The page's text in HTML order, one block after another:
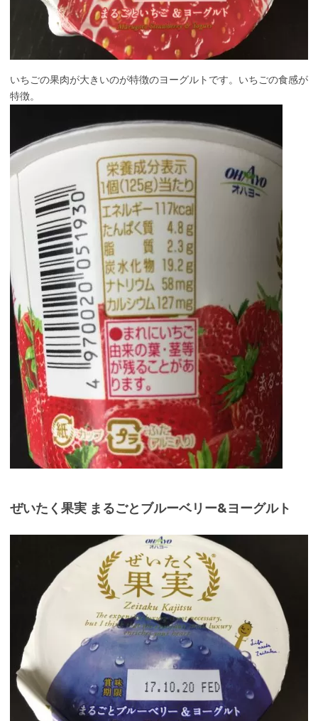
いちごの果肉が大きいのが特徴のヨーグルトです。いちごの食感が
特徴。
ぜいたく果実 まるごとブルーベリー&ヨーグルト